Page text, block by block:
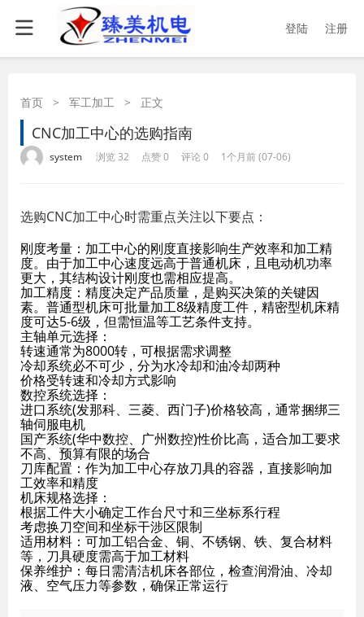
登陆 注册
首页 > 军工加工 > 正文
CNC加工中心的选购指南
system 浏览 32 点赞 0 评论 0 1个月前 (07-06)
选购CNC加工中心时需重点关注以下要点：
刚度考量：加工中心的刚度直接影响生产效率和加工精
度。由于加工中心速度远高于普通机床，且电动机功率
更大，其结构设计刚度也需相应提高。
加工精度：精度决定产品质量，是购买决策的关键因
素。普通型机床可批量加工8级精度工件，精密型机床精
度可达5-6级，但需恒温等工艺条件支持。
主轴单元选择：
转速通常为8000转，可根据需求调整
冷却系统必不可少，分为水冷却和油冷却两种
价格受转速和冷却方式影响
数控系统选择：
进口系统(发那科、三菱、西门子)价格较高，通常捆绑三
轴伺服电机
国产系统(华中数控、广州数控)性价比高，适合加工要求
不高、预算有限的场合
刀库配置：作为加工中心存放刀具的容器，直接影响加
工效率和精度
机床规格选择：
根据工件大小确定工作台尺寸和三坐标系行程
考虑换刀空间和坐标干涉区限制
适用材料：可加工铝合金、铜、不锈钢、铁、复合材料
等，刀具硬度需高于加工材料
保养维护：每日需清洁机床各部位，检查润滑油、冷却
液、空气压力等参数，确保正常运行